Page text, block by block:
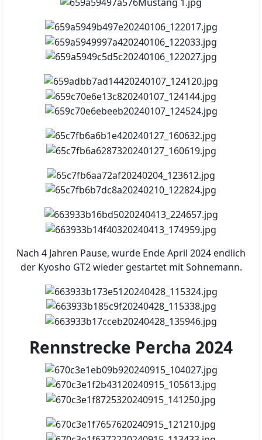
Nach 4 Jahren Pause, wurde Ende April 2024 endlich
der Kyosho GT2 wieder gestartet mit Sohnemann.
Rennstrecke Percha 2024